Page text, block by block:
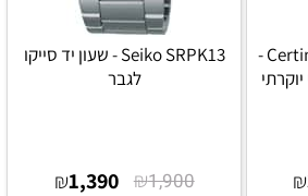
Certina C029.907.11.031.00 -
₪
Seiko SRPK13 - שעון יד סייקו
לגבר
₪1,900
₪1,390